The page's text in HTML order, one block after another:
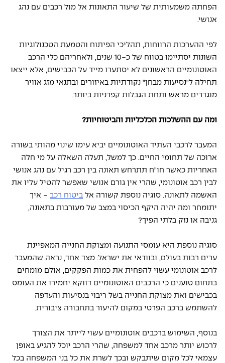
הפחתה משמעותית של שיעור התאונות אל מול רכבים עם נהג
אנושי.
לפי ההערכות הרווחות, תהליכי הפיתוח והטמעת הטכנולוגיות
השונות יסתיימו בטווח של כ-10 שנים, ולאחריהם כלי הרכב
האוטונומיים הראשונים לא יסתערו מייד על הכבישים, אלא ייצאו
תחילה ל"נסיעות מבחן" נקודתיות באיזורים ובתנאי מזג אוויר
מוגדרים מראש ותחת הגבלות קפדניות ביותר.
ומה עם ההשלכות הכלכליות והביטוחיות?
המעבר לרכבי העתיד האוטונומיים יביא עימו שינוי מהותי בשורה
ארוכה של תחומי החיים. כך למשל, תעלה השאלה על מי חלה
האחריות כאשר חו"ח תתרחש תאונה בין רכב רגיל עם נהג אנושי
לבין רכב אוטונומי, שהרי אין גורם אנושי שאפשר להטיל עליו את
האשמה לתאונה. סוגיה נוספת קשורה אל ביטוח רכב - איך
יתומחר ומה יהיה היקף הכיסוי במצב של מעורבות בתאונה,
גניבה או נזק בלתי הפיך?
סוגיה נוספת היא עומסי התנועה ומצוקת החנייה המאפיינת
ערים רבות בעולם, ובוודאי את ישראל. מצד אחד, נראה שהמעבר
לרכב אוטונומי עשוי להפחית את כמות הפקקים, אולם מומחים
בתחום טוענים כי הרכבים האוטונומיים דווקא יחמירו את העומס
בכבישים ואת מצוקת החנייה בשל ריבוי בנסיעות והעדפה
להשתמש ברכב הפרטי במקום להיעזר בתחבורה ציבורית.
בנוסף, השימוש ברכבים אוטונומיים עשוי לייתר את הצורך
לרכוש יותר מרכב אחד למשפחה, שהרי הרכב יוכל להגיע באופן
עצמאי לכל מקום שיתבקש ובכך לשרת את כל בני המשפחה בכל